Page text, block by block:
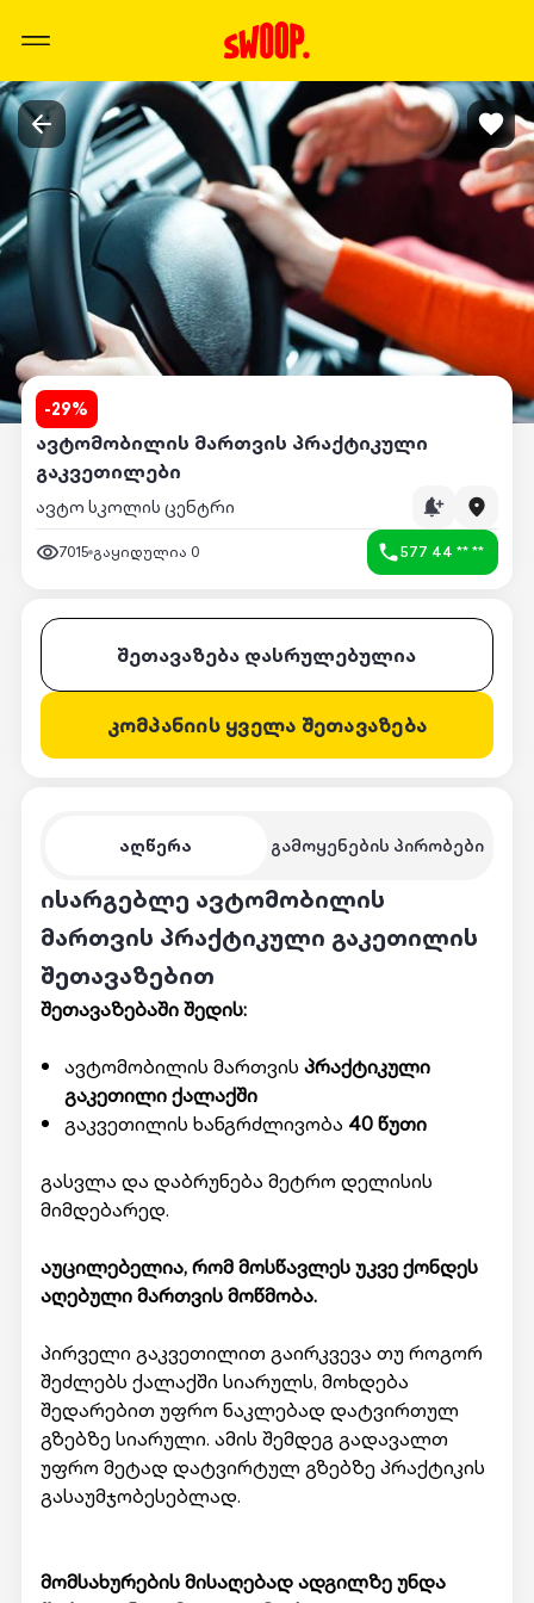
-29%
ავტომობილის მართვის პრაქტიკული
გაკვეთილები
ავტო სკოლის ცენტრი
7015 გაყიდულია 0 577 44 ** **
აღწერა გამოყენების პირობები
ისარგებლე ავტომობილის
მართვის პრაქტიკული გაკეთილის
შეთავაზებით
შეთავაზებაში შედის:
ავტომობილის მართვის პრაქტიკული
გაკეთილი ქალაქში
გაკვეთილის ხანგრძლივობა 40 წუთი
გასვლა და დაბრუნება მეტრო დელისის
მიმდებარედ.
აუცილებელია, რომ მოსწავლეს უკვე ქონდეს
აღებული მართვის მოწმობა.
პირველი გაკვეთილით გაირკვევა თუ როგორ
შეძლებს ქალაქში სიარულს, მოხდება
შედარებით უფრო ნაკლებად დატვირთულ
გზებზე სიარული. ამის შემდეგ გადავალთ
უფრო მეტად დატვირტულ გზებზე პრაქტიკის
გასაუმჯობესებლად.
მომსახურების მისაღებად ადგილზე უნდა
შეთავაზება დასრულებულია
კომპანიის ყველა შეთავაზება